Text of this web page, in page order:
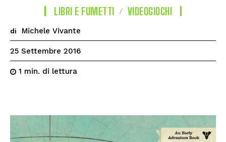
LIBRI E FUMETTI VIDEOGIOCHI
di Michele Vivante
25 Settembre 2016
1 min. di lettura